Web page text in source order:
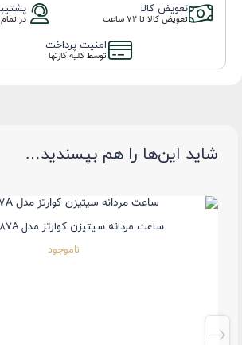
تعویض کالا
تعویض کالا تا ۷۲ ساعت
پشتیبانی
در
امنیت پرداخت
توسط کلیه کارتها
شاید این‌ها را هم بپسندید…
ساعت مردانه سیتیزن کوارتز مدل BI5000-87A
ناموجود